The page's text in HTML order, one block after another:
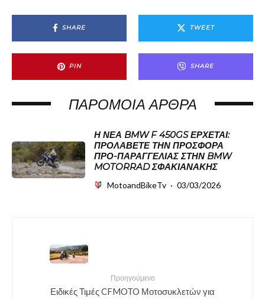
SHARE TWEET
PIN SHARE
ΠΑΡΌΜΟΙΑ ΆΡΘΡΑ
Η ΝΈΑ BMW F 450GS ΈΡΧΕΤΑΙ:
ΠΡΟΛΆΒΕΤΕ ΤΗΝ ΠΡΟΣΦΟΡΆ
ΠΡΟ-ΠΑΡΑΓΓΕΛΊΑΣ ΣΤΗΝ BMW
MOTORRAD ΣΦΑΚΙΑΝΆΚΗΣ
MotoandBikeTv · 03/03/2026
Προηγούμενο
Ειδικές Τιμές CFMOTO Μοτοσυκλετών για